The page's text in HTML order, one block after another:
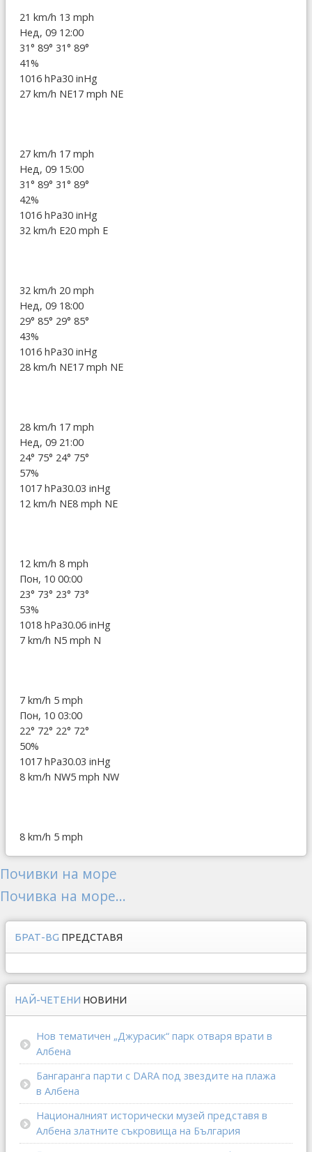
21 km/h 13 mph
Нед, 09 12:00
31° 89° 31° 89°
41%
1016 hPa30 inHg
27 km/h NE17 mph NE
27 km/h 17 mph
Нед, 09 15:00
31° 89° 31° 89°
42%
1016 hPa30 inHg
32 km/h E20 mph E
32 km/h 20 mph
Нед, 09 18:00
29° 85° 29° 85°
43%
1016 hPa30 inHg
28 km/h NE17 mph NE
28 km/h 17 mph
Нед, 09 21:00
24° 75° 24° 75°
57%
1017 hPa30.03 inHg
12 km/h NE8 mph NE
12 km/h 8 mph
Пон, 10 00:00
23° 73° 23° 73°
53%
1018 hPa30.06 inHg
7 km/h N5 mph N
7 km/h 5 mph
Пон, 10 03:00
22° 72° 22° 72°
50%
1017 hPa30.03 inHg
8 km/h NW5 mph NW
8 km/h 5 mph
Почивки на море
Почивка на море...
БРАТ-BG ПРЕДСТАВЯ
НАЙ-ЧЕТЕНИ НОВИНИ
Нов тематичен „Джурасик“ парк отваря врати в
Албена
Бангаранга парти с DARA под звездите на плажа
в Албена
Националният исторически музей представя в
Албена златните съкровища на България